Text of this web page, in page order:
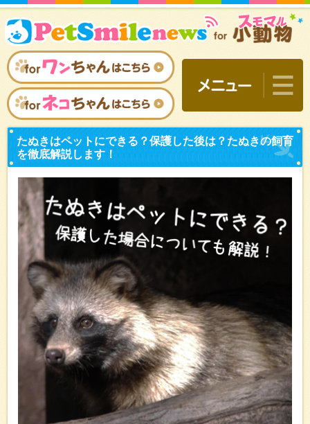
たぬきはペットにできる？
を徹底解説します！